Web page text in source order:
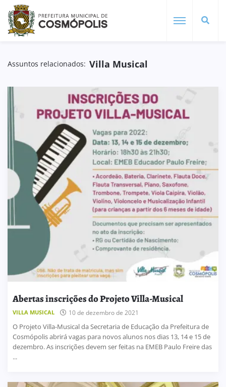
Assuntos relacionados: Villa Musical
Abertas inscrições do Projeto Villa-Musical
VILLA MUSICAL 10 de dezembro de 2021
O Projeto Villa-Musical da Secretaria de Educação da Prefeitura de
Cosmópolis abrirá vagas para novos alunos nos dias 13, 14 e 15 de
dezembro. As inscrições devem ser feitas na EMEB Paulo Freire das
...